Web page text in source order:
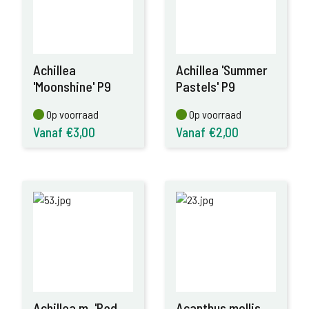
Achillea
'Moonshine' P9
Op voorraad
Op voorraad
Vanaf €3,00
Achillea 'Summer
Pastels' P9
Op voorraad
Op voorraad
Vanaf €2,00